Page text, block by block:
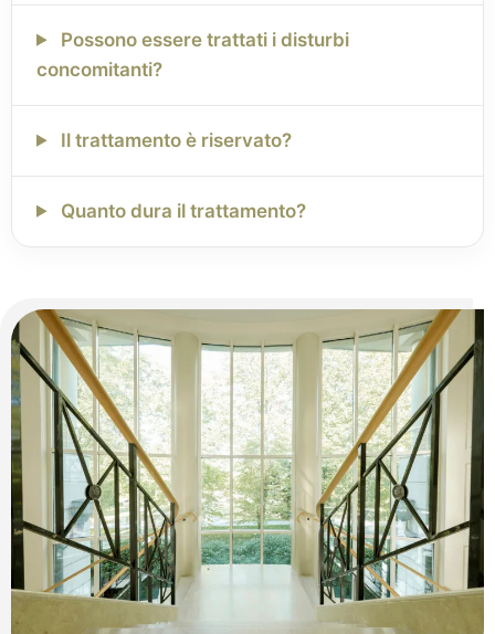
Possono essere trattati i disturbi
concomitanti?
Il trattamento è riservato?
Quanto dura il trattamento?